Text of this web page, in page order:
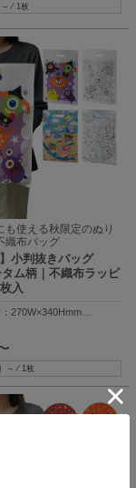
～ ⁄ 1枚
も使える秋限定のぬり
織布バッグ
】小判抜きバッグ
タム柄｜不織布ラッピ
入
270W×340Hmm
～ ⁄ 1枚